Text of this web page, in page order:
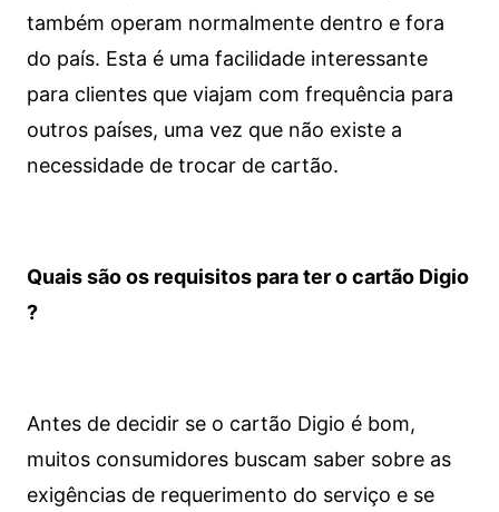
também operam normalmente dentro e fora
do país. Esta é uma facilidade interessante
para clientes que viajam com frequência para
outros países, uma vez que não existe a
necessidade de trocar de cartão.
Quais são os requisitos para ter o cartão Digio
?
Antes de decidir se o cartão Digio é bom,
muitos consumidores buscam saber sobre as
exigências de requerimento do serviço e se